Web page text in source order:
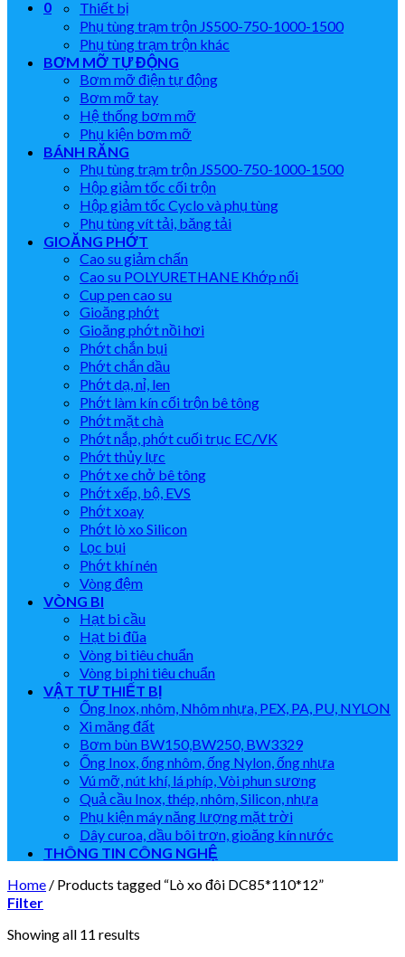
0
Thiết bị
Phụ tùng trạm trộn JS500-750-1000-1500
Phụ tùng trạm trộn khác
BƠM MỠ TỰ ĐỘNG
Bơm mỡ điện tự động
Bơm mỡ tay
Hệ thống bơm mỡ
Phụ kiện bơm mỡ
BÁNH RĂNG
Phụ tùng trạm trộn JS500-750-1000-1500
Hộp giảm tốc cối trộn
Hộp giảm tốc Cyclo và phụ tùng
Phụ tùng vít tải, băng tải
GIOĂNG PHỚT
Cao su giảm chấn
Cao su POLYURETHANE Khớp nối
Cup pen cao su
Gioăng phớt
Gioăng phớt nồi hơi
Phớt chắn bụi
Phớt chắn dầu
Phớt dạ, nỉ, len
Phớt làm kín cối trộn bê tông
Phớt mặt chà
Phớt nắp, phớt cuối trục EC/VK
Phớt thủy lực
Phớt xe chở bê tông
Phớt xếp, bộ, EVS
Phớt xoay
Phớt lò xo Silicon
Lọc bụi
Phớt khí nén
Vòng đệm
VÒNG BI
Hạt bi cầu
Hạt bi đũa
Vòng bi tiêu chuẩn
Vòng bi phi tiêu chuẩn
VẬT TƯ THIẾT BỊ
Ống Inox, nhôm, Nhôm nhựa, PEX, PA, PU, NYLON
Xi măng đất
Bơm bùn BW150,BW250, BW3329
Ống Inox, ống nhôm, ống Nylon, ống nhựa
Vú mỡ, nút khí, lá phíp, Vòi phun sương
Quả cầu Inox, thép, nhôm, Silicon, nhựa
Phụ kiện máy năng lượng mặt trời
Dây curoa, dầu bôi trơn, gioăng kín nước
THÔNG TIN CÔNG NGHỆ
Home / Products tagged “Lò xo đôi DC85*110*12”
Filter
Showing all 11 results